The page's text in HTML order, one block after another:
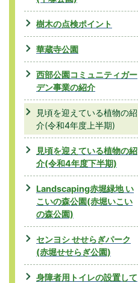
樹木の点検ポイント
華蔵寺公園
西部公園コミュニティガー
デン事業の紹介
見頃を迎えている植物の紹
介(令和4年度上半期)
見頃を迎えている植物の紹
介(令和4年度下半期)
Landscaping赤堀緑地 い
こいの森公園(赤堀いこい
の森公園)
センヨシ せせらぎパーク
(赤堀せせらぎ公園)
身障者用トイレの設置して